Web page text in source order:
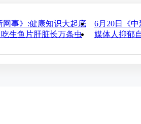
网事》:健康知识大起底
6月20日《
生鱼片肝脏长万条虫
媒体人抑郁